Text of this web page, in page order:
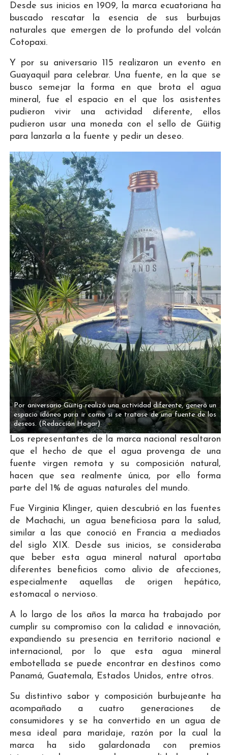
Desde sus inicios en 1909, la marca ecuatoriana ha
buscado rescatar la esencia de sus burbujas
naturales que emergen de lo profundo del volcán
Cotopaxi.
Y por su aniversario 115 realizaron un evento en
Guayaquil para celebrar. Una fuente, en la que se
busco semejar la forma en que brota el agua
mineral, fue el espacio en el que los asistentes
pudieron vivir una actividad diferente, ellos
pudieron usar una moneda con el sello de Güitig
para lanzarla a la fuente y pedir un deseo.
Por aniversario Güitig realizó una actividad diferente, generó un
espacio idóneo para ir como si se tratase de una fuente de los
deseos. (Redacción Hogar)
Los representantes de la marca nacional resaltaron
que el hecho de que el agua provenga de una
fuente virgen remota y su composición natural,
hacen que sea realmente única, por ello forma
parte del 1% de aguas naturales del mundo.
Fue Virginia Klinger, quien descubrió en las fuentes
de Machachi, un agua beneficiosa para la salud,
similar a las que conoció en Francia a mediados
del siglo XIX. Desde sus inicios, se consideraba
que beber esta agua mineral natural aportaba
diferentes beneficios como alivio de afecciones,
especialmente aquellas de origen hepático,
estomacal o nervioso.
A lo largo de los años la marca ha trabajado por
cumplir su compromiso con la calidad e innovación,
expandiendo su presencia en territorio nacional e
internacional, por lo que esta agua mineral
embotellada se puede encontrar en destinos como
Panamá, Guatemala, Estados Unidos, entre otros.
Su distintivo sabor y composición burbujeante ha
acompañado a cuatro generaciones de
consumidores y se ha convertido en un agua de
mesa ideal para maridaje, razón por la cual la
marca ha sido galardonada con premios